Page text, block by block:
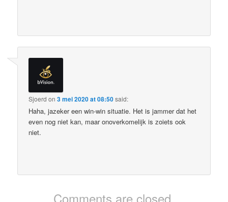
Sjoerd on3 mei 2020 at 08:50said:
Haha, jazeker een win-win situatie. Het is jammer dat het
even nog niet kan, maar onoverkomelijk is zoiets ook
niet.
Comments are closed.